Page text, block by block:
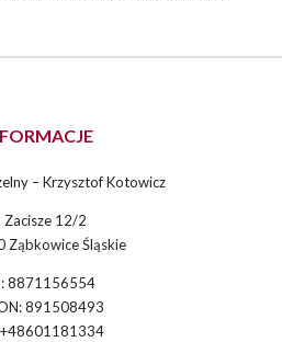
– Krzysztof Kotowicz
Zacisze 12/2
Ząbkowice Śląskie
8871156554
891508493
+48601181334